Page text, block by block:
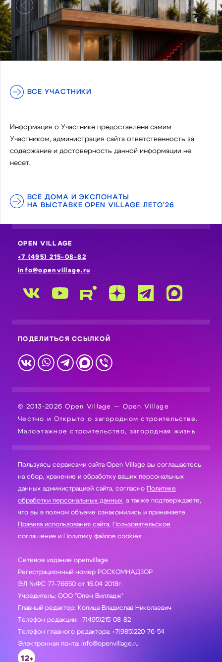
Предыдущий
ВСЕ УЧАСТНИКИ
Информация о Участнике предоставлена самим
Участником, администрация сайта ответственность за
содержание и достоверность данной информации не
несет.
ВСЕ ДОМА И ЭКСПОНАТЫ
НА ВЫСТАВКЕ OPEN VILLAGE ЛЕТО'26
OPEN VILLAGE
+7 (495) 215-08-82
info@openvillage.ru
ПОДЕЛИТЬСЯ ССЫЛКОЙ
© 2013-2026 Open Village — Open Village
Честно и Открыто о загородном строительстве.
Малоэтажное строительство, загородная жизнь
Пользуясь сервисами сайта Open Village вы соглашаетесь
на сбор, хранение и обработку ваших персональных
данных администрацией сайта, согласно Политике
обработки персональных данных, а также подтверждаете,
что вы в полном объеме ознакомились и принимаете
Правила использования сайта, Пользовательское
соглашение и Политику файлов cookies.
Сетевое издание openvillage
Регистрационный номер РОСКОМНАДЗОР
ЭЛ №ФС 77-76650 от 16.04 2018г.
Учредитель: ООО "Опен Вилладж"
Главный редактор: Копица Владислав Николаевич
Телефон редакции: +7(495)215-08-82
Телефон главного редактора: +7(985)220-76-54
Электронная почта: info@openvillage.ru
12+